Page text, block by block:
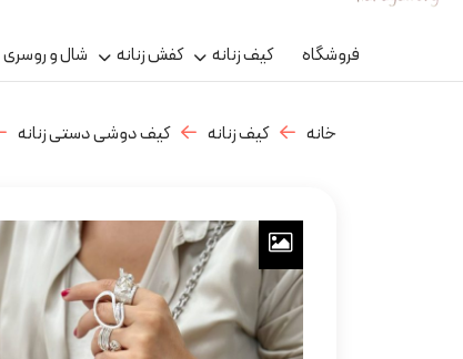
فروشگاه کیف زنانه کفش زنانه شال و روسری
خانه کیف زنانه کیف دوشی دستی زنانه